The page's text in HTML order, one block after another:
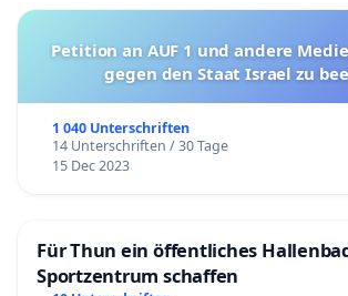
Petition an AUF 1 und andere
gegen den Staat Israel zu
1 040 Unterschriften
14 Unterschriften / 30 Tage
15 Dec 2023
Für Thun ein öffentliches
Sportzentrum schaffen